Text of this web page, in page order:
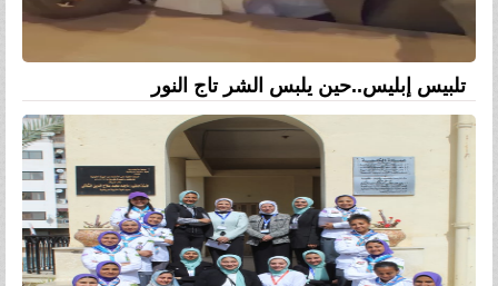
تلبيس إبليس..حين يلبس الشر تاج النور